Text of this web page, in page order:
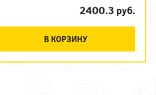
2400.3 руб.
В КОРЗИНУ